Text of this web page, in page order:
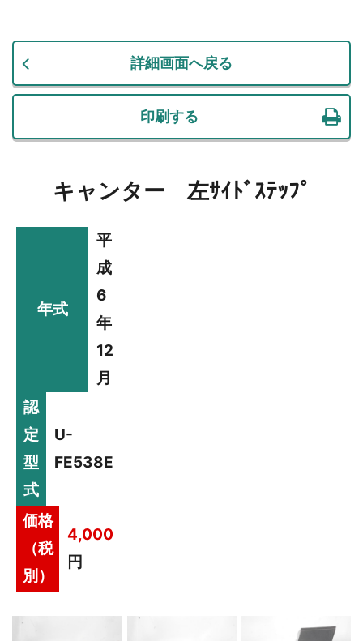
詳細画面へ戻る
印刷する
キャンター 左ｻｲﾄﾞｽﾃｯﾌﾟ
年式
平
成
6
年
12
月
認
定
型
式
U-
FE538E
価格
（税
別）
4,000
円